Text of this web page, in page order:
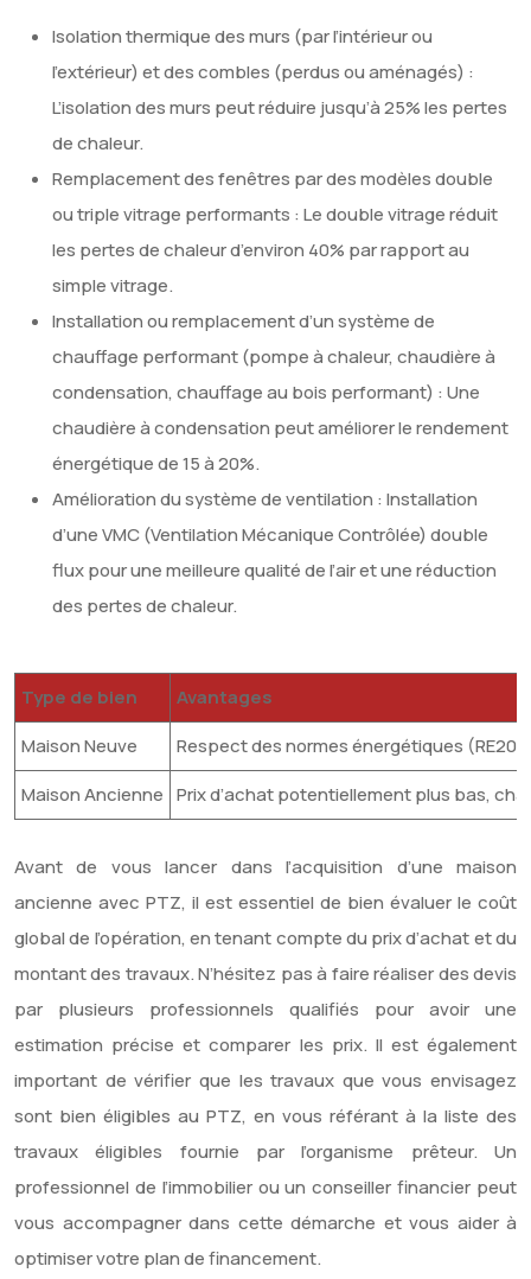
Isolation thermique des murs (par l’intérieur ou
l’extérieur) et des combles (perdus ou aménagés) :
L’isolation des murs peut réduire jusqu’à 25% les pertes
de chaleur.
Remplacement des fenêtres par des modèles double
ou triple vitrage performants : Le double vitrage réduit
les pertes de chaleur d’environ 40% par rapport au
simple vitrage.
Installation ou remplacement d’un système de
chauffage performant (pompe à chaleur, chaudière à
condensation, chauffage au bois performant) : Une
chaudière à condensation peut améliorer le rendement
énergétique de 15 à 20%.
Amélioration du système de ventilation : Installation
d’une VMC (Ventilation Mécanique Contrôlée) double
flux pour une meilleure qualité de l’air et une réduction
des pertes de chaleur.
Type de bien
Avantages
Maison Neuve
Respect des normes énergétiques
Maison Ancienne Prix d’achat potentiellement plus bas,
Avant de vous lancer dans l’acquisition d’une maison
ancienne avec PTZ, il est essentiel de bien évaluer le coût
global de l’opération, en tenant compte du prix d’achat et du
montant des travaux. N’hésitez pas à faire réaliser des devis
par plusieurs professionnels qualifiés pour avoir une
estimation précise et comparer les prix. Il est également
important de vérifier que les travaux que vous envisagez
sont bien éligibles au PTZ, en vous référant à la liste des
travaux éligibles fournie par l’organisme prêteur. Un
professionnel de l’immobilier ou un conseiller financier peut
vous accompagner dans cette démarche et vous aider à
optimiser votre plan de financement.